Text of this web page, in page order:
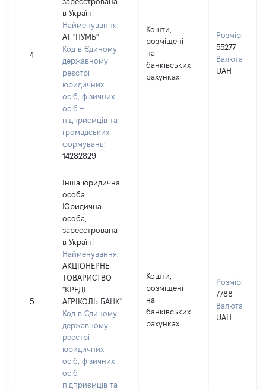
4
в Україні
Найменування:
АТ "ПУМБ"
Код в Єдиному
державному
реєстрі
юридичних
осіб, фізичних
осіб –
підприємців та
громадських
формувань:
14282829
Кошти,
розміщені
на
банківських
рахунках
Розмір:
55277
Валюта:
UAH
5
Інша юридична
особа
Юридична
особа,
зареєстрована
в Україні
Найменування:
АКЦІОНЕРНЕ
ТОВАРИСТВО
"КРЕДІ
АГРІКОЛЬ БАНК"
Код в Єдиному
державному
реєстрі
юридичних
осіб, фізичних
осіб –
підприємців та
Кошти,
розміщені
на
банківських
рахунках
Розмір:
7788
Валюта:
UAH